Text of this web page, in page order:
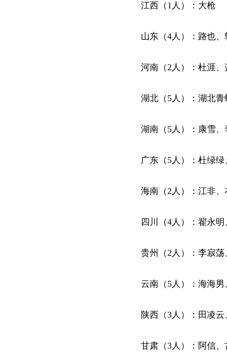
江西（1人）：大枪
山东（4人）：路也
河南（2人）：杜涯、
湖北（5人）：湖北
湖南（5人）：康雪
广东（5人）：杜绿
海南（2人）：江非、
四川（4人）：翟永
贵州（2人）：李寂
云南（5人）：海海
陕西（3人）：田凌
甘肃（3人）：阿信、